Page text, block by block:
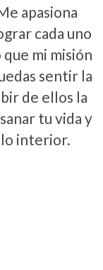
apasiona
cada uno
que mi misión
sentir la
de ellos la
tu vida y
interior.